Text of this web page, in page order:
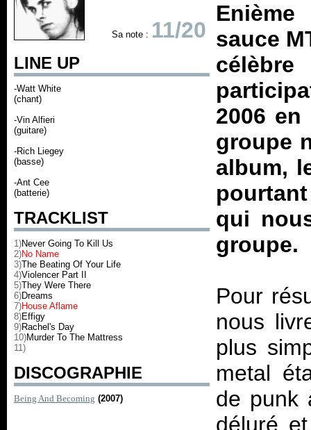
Sa note : 11/20
LINE UP
-Watt White
(chant)
-Vin Alfieri
(guitare)
-Rich Liegey
(basse)
-Ant Cee
(batterie)
TRACKLIST
1)Never Going To Kill Us
2)No Name
3)The Beating Of Your Life
4)Violencer Part II
5)They Were There
6)Dreams
7)House Aflame
8)Effigy
9)Rachel's Day
10)Murder To The Mattress
11)
DISCOGRAPHIE
Being And Becoming (2007)
sauce
2006
groupe
album,
qui
groupe.
Pour
nous
plus
metal
de punk
déluré